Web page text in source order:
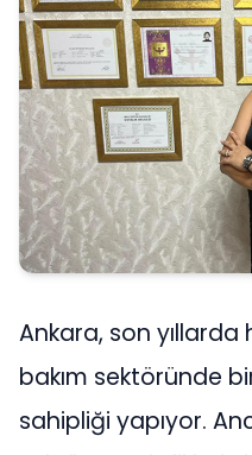
Ankara, son yıllarda
bakım sektöründe
sahipliği yapıyor.